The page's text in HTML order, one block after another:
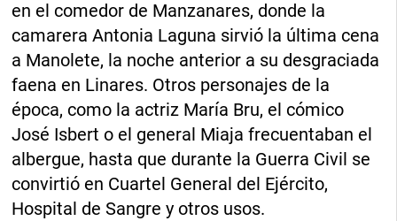
en el comedor de Manzanares, donde la
camarera Antonia Laguna sirvió la última cena
a Manolete, la noche anterior a su desgraciada
faena en Linares. Otros personajes de la
época, como la actriz María Bru, el cómico
José Isbert o el general Miaja frecuentaban el
albergue, hasta que durante la Guerra Civil se
convirtió en Cuartel General del Ejército,
Hospital de Sangre y otros usos.